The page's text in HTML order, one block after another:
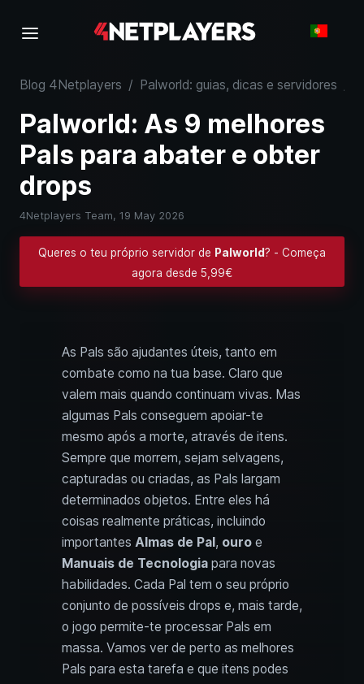
Blog 4Netplayers / Palworld: guias, dicas e servidores
Palworld: As 9 melhores
Pals para abater e obter
drops
4Netplayers Team, 19 May 2026
Queres o teu próprio servidor de Palworld? - Começa
agora desde 5,99€
As Pals são ajudantes úteis, tanto em
combate como na tua base. Claro que
valem mais quando continuam vivas. Mas
algumas Pals conseguem apoiar-te
mesmo após a morte, através de itens.
Sempre que morrem, sejam selvagens,
capturadas ou criadas, as Pals largam
determinados objetos. Entre eles há
coisas realmente práticas, incluindo
importantes Almas de Pal , ouro e
Manuais de Tecnologia para novas
habilidades. Cada Pal tem o seu próprio
conjunto de possíveis drops e, mais tarde,
o jogo permite-te processar Pals em
massa. Vamos ver de perto as melhores
Pals para esta tarefa e que itens podes